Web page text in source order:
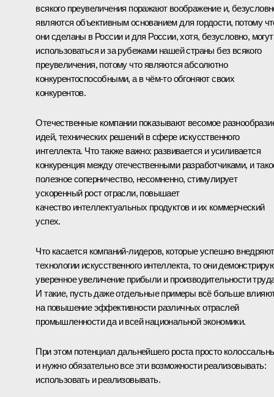
всякого преувеличения поражают воображение и,
являются объективным основанием для гордости, потому
они сделаны в России и для России, хотя, безусловно, могут
использоваться и за рубежами нашей страны без всякого
преувеличения, потому что являются абсолютно
конкурентоспособными, а в чём-то обгоняют своих
конкурентов.
Отечественные компании показывают весомое
идей, технических решений в сфере искусственного
интеллекта. Что также важно: развивается и усиливается
конкуренция между отечественными разработчиками, и
полезное соперничество, несомненно, стимулирует
ускоренный рост отрасли, повышает
качество интеллектуальных продуктов и их коммерческий
успех.
Что касается компаний-лидеров, которые успешно внедряют
технологии искусственного интеллекта, то они
уверенное увеличение прибыли и производительности
И такие, пусть даже отдельные примеры всё больше
на повышение эффективности различных отраслей
промышленности да и всей национальной экономики.
При этом потенциал дальнейшего роста просто
и нужно обязательно все эти возможности реализовывать:
использовать и реализовывать.